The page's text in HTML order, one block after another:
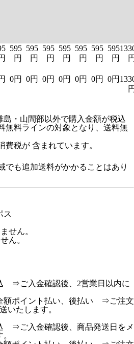
595
円
595
円
595
円
595
円
595
円
595
円
595
円
0円 0円 0円 0円 0円 0円 0円
・山間部以外で購入金額が税込
無料ラインの対象となり、送料無
費税が 含まれています。
でも追加送料がかかることはあり
ス
せん。
ん。
⇒ご入金確認後、2営業日以内に
額ポイント払い、後払い ⇒ご注文
いたします。
⇒ご入金確認後、商品発送日をメ